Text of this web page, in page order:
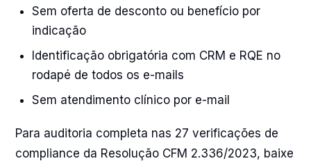
Sem oferta de desconto ou benefício por
indicação
Identificação obrigatória com CRM e RQE no
rodapé de todos os e-mails
Sem atendimento clínico por e-mail
Para auditoria completa nas 27 verificações de
compliance da Resolução CFM 2.336/2023, baixe